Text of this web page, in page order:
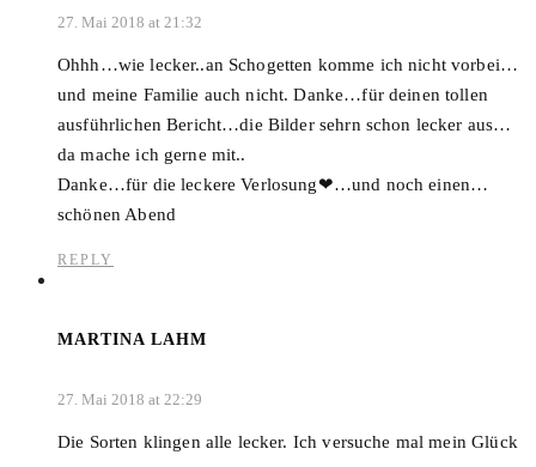
27. Mai 2018 at 21:32
Ohhh…wie lecker..an Schogetten komme ich nicht vorbei…
und meine Familie auch nicht. Danke…für deinen tollen
ausführlichen Bericht…die Bilder sehrn schon lecker aus…
da mache ich gerne mit..
Danke…für die leckere Verlosung❤…und noch einen…
schönen Abend
REPLY
MARTINA LAHM
27. Mai 2018 at 22:29
Die Sorten klingen alle lecker. Ich versuche mal mein Glück